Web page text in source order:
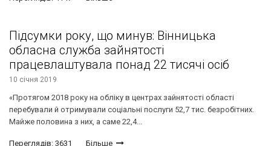
Підсумки року, що минув: Вінницька
обласна служба зайнятості
працевлаштувала понад 22 тисячі осіб
10 січня 2019
«Протягом 2018 року на обліку в центрах зайнятості області
перебували й отримували соціальні послуги 52,7 тис. безробітних.
Майже половина з них, а саме 22,4...
Переглядів: 3631 Більше